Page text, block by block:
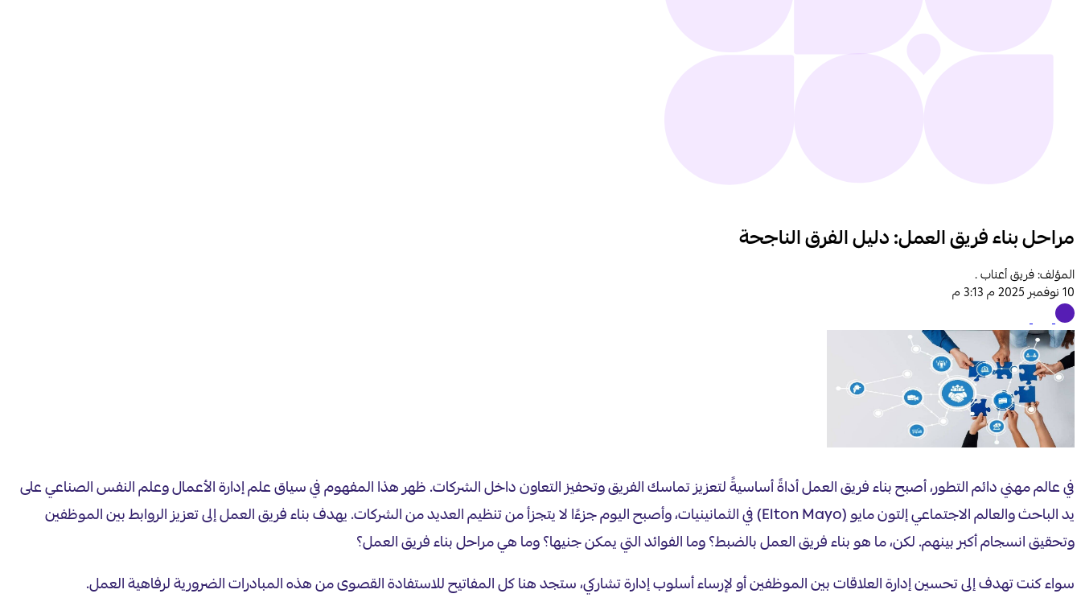
مراحل بناء فريق العمل: دليل الفرق الناجحة
المؤلف: فريق أعناب .
10 نوفمبر 2025 م 3:13 م
في عالم مهني دائم التطور، أصبح بناء فريق العمل أداةً أساسيةً لتعزيز تماسك الفريق وتحفيز التعاون داخل الشركات. ظهر هذا المفهوم في سياق علم إدارة الأعمال وعلم النفس الصناعي على
يد الباحث والعالم الاجتماعي إلتون مايو (Elton Mayo) في الثمانينيات، وأصبح اليوم جزءًا لا يتجزأ من تنظيم العديد من الشركات. يهدف بناء فريق العمل إلى تعزيز الروابط بين الموظفين
وتحقيق انسجام أكبر بينهم. لكن، ما هو بناء فريق العمل بالضبط؟ وما الفوائد التي يمكن جنيها؟ وما هي مراحل بناء فريق العمل؟
سواء كنت تهدف إلى تحسين إدارة العلاقات بين الموظفين أو لإرساء أسلوب إدارة تشاركي، ستجد هنا كل المفاتيح للاستفادة القصوى من هذه المبادرات الضرورية لرفاهية العمل.